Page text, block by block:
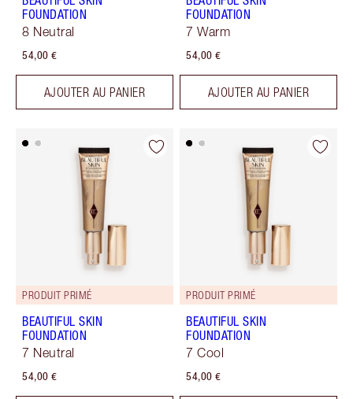
FOUNDATION
8 Neutral
54,00 €
AJOUTER AU PANIER
FOUNDATION
7 Warm
54,00 €
AJOUTER AU PANIER
PRODUIT PRIMÉ
BEAUTIFUL SKIN
FOUNDATION
7 Neutral
54,00 €
PRODUIT PRIMÉ
BEAUTIFUL SKIN
FOUNDATION
7 Cool
54,00 €